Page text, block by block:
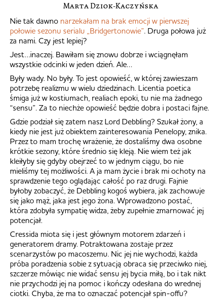
Marta Dziok-Kaczyńska
Nie tak dawno narzekałam na brak emocji w pierwszej
połowie sezonu serialu „Bridgertonowie”. Druga połowa już
za nami. Czy jest lepiej?
Jest…inaczej. Bawiłam się znowu dobrze i wciągnęłam
wszystkie odcinki w jeden dzień. Ale…
Były wady. No były. To jest opowieść, w której zawieszam
potrzebę realizmu w wielu dziedzinach. Licentia poetica
śmiga już w kostiumach, realiach epoki, tu nie ma żadnego
“sensu”. Za to niechże opowieść będzie dobra i postaci fajne.
Gdzie podział się zatem nasz Lord Debbling? Szukał żony, a
kiedy nie jest już obiektem zainteresowania Penelopy, znika.
Przez to mam trochę wrażenie, że dostaliśmy dwa osobne
krótkie sezony, które średnio się kleją. Nie wiem też jak
kleiłyby się gdyby obejrzeć to w jednym ciągu, bo nie
mieliśmy tej możliwości. A ja mam życie i brak mi ochoty na
sprawdzenie tego oglądając całość po raz drugi. Fajnie
byłoby zobaczyć, że Debbling kogoś wybiera, jak zachowuje
się jako mąż, jaka jest jego żona. Wprowadzono postać,
która zdobyła sympatię widza, żeby zupełnie zmarnować jej
potencjał.
Cressida miota się i jest głównym motorem zdarzeń i
generatorem dramy. Potraktowana zostaje przez
scenarzystów po macoszemu. Nic jej nie wychodzi, każda
próba poradzenia sobie z sytuacją obraca się przeciwko niej,
szczerze mówiąc nie widać sensu jej bycia miłą, bo i tak nikt
nie przychodzi jej na pomoc i kończy odesłana do wrednej
ciotki. Chyba, że ma to oznaczać potencjał spin-offu?